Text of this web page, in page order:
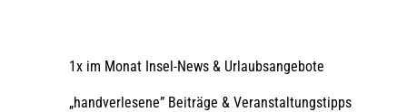
1x im Monat Insel-News & Urlaubsangebote
„handverlesene” Beiträge & Veranstaltungstipps